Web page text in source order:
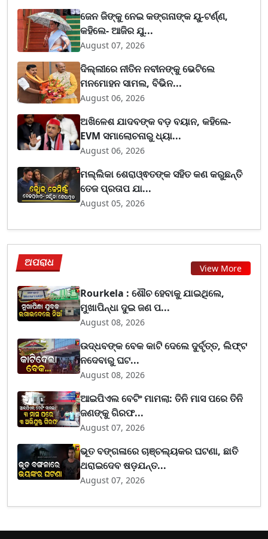
ଜେନ ଜିଙ୍କୁ ନେଇ କଙ୍ଗନାଙ୍କ ୟୁ-ଟର୍ଣ୍ଣ,
କହିଲେ- ଆଜିର ଯୁ...
August 07, 2026
ଦିଲ୍ଲୀରେ ନୀତିନ ନବୀନଙ୍କୁ ଭେଟିଲେ
ମନମୋହନ ସାମଲ, ବିଭିନ...
August 06, 2026
ଅଖିଳେଶ ଯାଦବଙ୍କ ବଡ଼ ବୟାନ, କହିଲେ-
EVM ସମାଲୋଚନାରୁ ଧ୍ୟା...
August 06, 2026
ମଲ୍ଲିକା ଶେରାଓ୍ଵତଙ୍କ ସହିତ କଣ କରୁଛନ୍ତି
ତେଜ ପ୍ରତାପ ଯା...
August 05, 2026
ଅପରାଧ View More
Rourkela : ଶୌଚ ହେବାକୁ ଯାଇଥିଲେ,
ମୁଖାପିନ୍ଧା ଦୁଇ ଜଣ ପ...
August 08, 2026
ଉଦ୍ଧବଙ୍କ ବେକ କାଟି ଦେଲେ ଦୁର୍ବୃତ୍ତ, ଲିଫ୍ଟ
ନଦେବାରୁ ଘଟ...
August 08, 2026
ଆଇପିଏଲ ବେଟିଂ ମାମଲା: ତିନି ମାସ ପରେ ତିନି
ଜଣଙ୍କୁ ଗିରଫ...
August 07, 2026
ଭୂତ ବଙ୍ଗଳାରେ ଚାଞ୍ଚଲ୍ୟକର ଘଟଣା, ଛାତି
ଥରାଇଦେବ ଷଡ଼ଯନ୍ତ...
August 07, 2026